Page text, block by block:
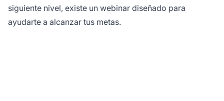
siguiente nivel, existe un webinar diseñado para
ayudarte a alcanzar tus metas.